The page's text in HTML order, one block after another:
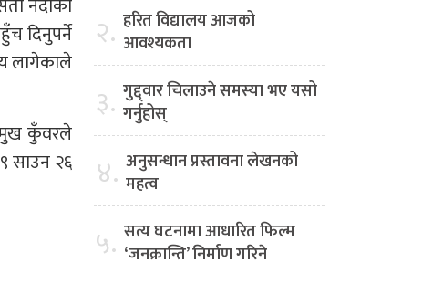
नदीको
दिनुपर्ने
लागेकाले
कुँवरले
साउन २६
२. हरित विद्यालय आजको
आवश्यकता
३. गुद्द्वार चिलाउने समस्या भए यसो
गर्नुहोस्
४. अनुसन्धान प्रस्तावना लेखनको
महत्व
५. सत्य घटनामा आधारित फिल्म
‘जनक्रान्ति’ निर्माण गरिने